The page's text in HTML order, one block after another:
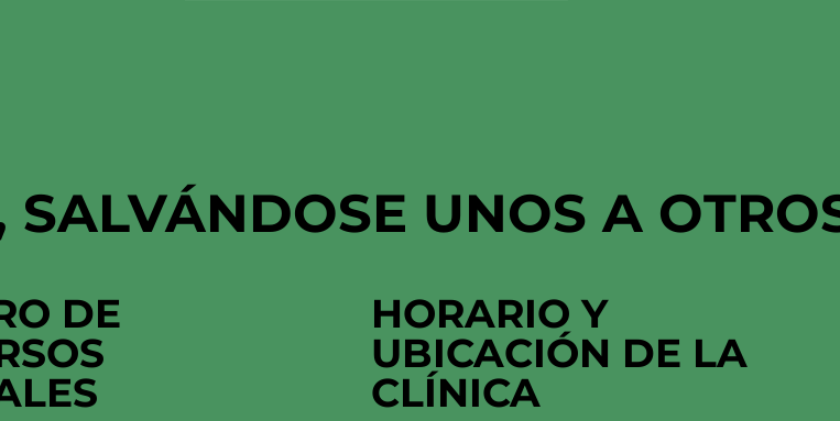
UNOS A
DE
HORARIO Y
UBICACIÓN DE LA
CLÍNICA